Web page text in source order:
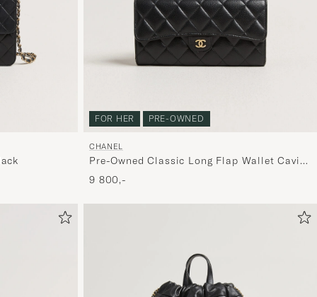
FOR HER PRE-OWNED
CHANEL
Pre-Owned Classic Long Flap Wallet Caviar
Leather Black
9 800,-